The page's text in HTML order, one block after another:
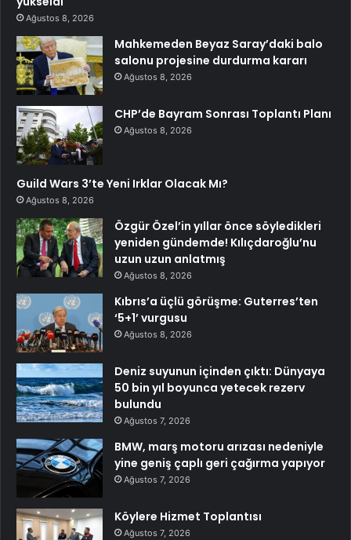
Ağustos 8, 2026
Mahkemeden Beyaz Saray’daki balo
salonu projesine durdurma kararı
Ağustos 8, 2026
CHP’de Bayram Sonrası Toplantı Planı
Ağustos 8, 2026
Guild Wars 3’te Yeni Irklar Olacak Mı?
Ağustos 8, 2026
Özgür Özel’in yıllar önce söyledikleri
yeniden gündemde! Kılıçdaroğlu’nu
uzun uzun anlatmış
Ağustos 8, 2026
Kıbrıs’a üçlü görüşme: Guterres’ten
‘5+1’ vurgusu
Ağustos 8, 2026
Deniz suyunun içinden çıktı: Dünyaya
50 bin yıl boyunca yetecek rezerv
bulundu
Ağustos 7, 2026
BMW, marş motoru arızası nedeniyle
yine geniş çaplı geri çağırma yapıyor
Ağustos 7, 2026
Köylere Hizmet Toplantısı
Ağustos 7, 2026